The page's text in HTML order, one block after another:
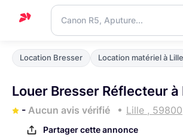
Accueil
Blog
contacter
Location Bresser Location matériel à Lille
Louer Bresser Réflecteur à
- Aucun avis vérifié Lille , 59800
Partager cette annonce